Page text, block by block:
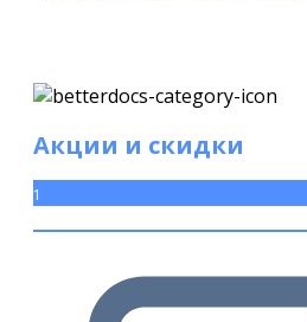
Акции и скидки
1